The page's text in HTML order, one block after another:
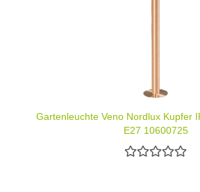
Gartenleuchte Veno Nordlux Kupfer
E27 10600725